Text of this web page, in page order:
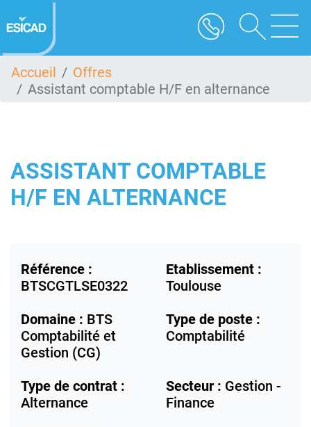
au
contenu
Accueil
Offres
Assistant comptable H/F en alternance
ASSISTANT COMPTABLE
H/F EN ALTERNANCE
Référence :
BTSCGTLSE0322
Etablissement :
Toulouse
Domaine : BTS
Comptabilité et
Gestion (CG)
Type de poste :
Comptabilité
Type de contrat :
Alternance
Secteur : Gestion -
Finance